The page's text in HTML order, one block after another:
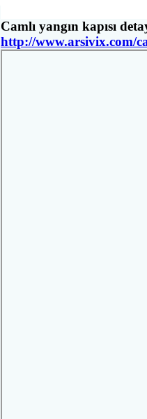
Camlı yangın kapısı
http://www.arsivix.com/